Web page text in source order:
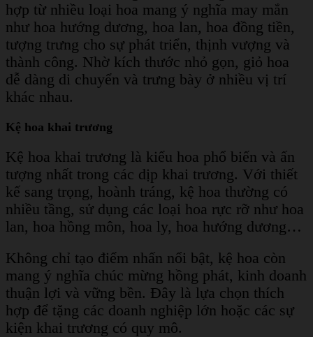
hợp từ nhiều loại hoa mang ý nghĩa may mắn
như hoa hướng dương, hoa lan, hoa đồng tiền,
tượng trưng cho sự phát triển, thịnh vượng và
thành công. Nhờ kích thước nhỏ gọn, giỏ hoa
dễ dàng di chuyển và trưng bày ở nhiều vị trí
khác nhau.
Kệ hoa khai trương
Kệ hoa khai trương là kiểu hoa phổ biến và ấn
tượng nhất trong các dịp khai trương. Với thiết
kế sang trọng, hoành tráng, kệ hoa thường có
nhiều tầng, sử dụng các loại hoa rực rỡ như hoa
lan, hoa hồng môn, hoa ly, hoa hướng dương…
Không chỉ tạo điểm nhấn nổi bật, kệ hoa còn
mang ý nghĩa chúc mừng hồng phát, kinh doanh
thuận lợi và vững bền. Đây là lựa chọn thích
hợp để tặng các doanh nghiệp lớn hoặc các sự
kiện khai trương có quy mô.